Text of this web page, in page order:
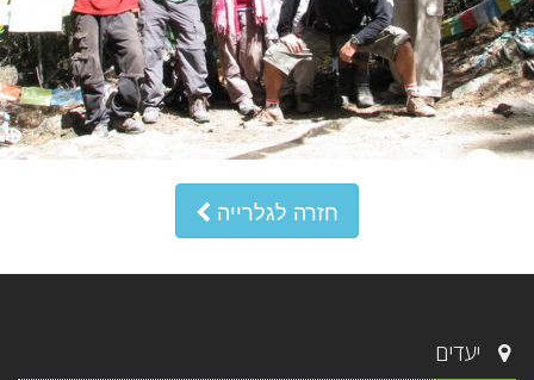
חזרה לגלרייה
יעדים